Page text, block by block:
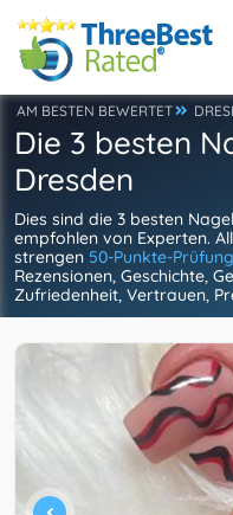
AM BESTEN BEWERTET
Die 3 besten
Dresden
Dies sind die 3 besten
empfohlen von Experten.
strengen 50-Punkte-Prüfung
Rezensionen, Geschichte,
Zufriedenheit, Vertrauen,